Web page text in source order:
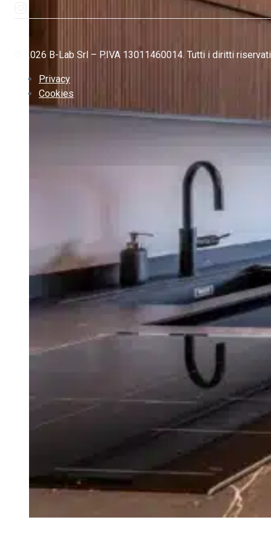
© 2026 B-Lab Srl – P.IVA 13011460014. Tutti i diritti
Privacy
Cookies